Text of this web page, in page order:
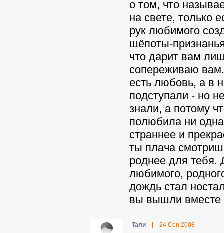
о том, что
на свете, только
рук любимого
шёпоты-
что дарит вам
сопереживаю вам.
есть любовь, а в
подступали - но
знали, а потому
полюбила ни
страннее и
ты плача
роднее для
любимого,
дождь стал
вы вышли вместе
Taли 24 Сен 2008